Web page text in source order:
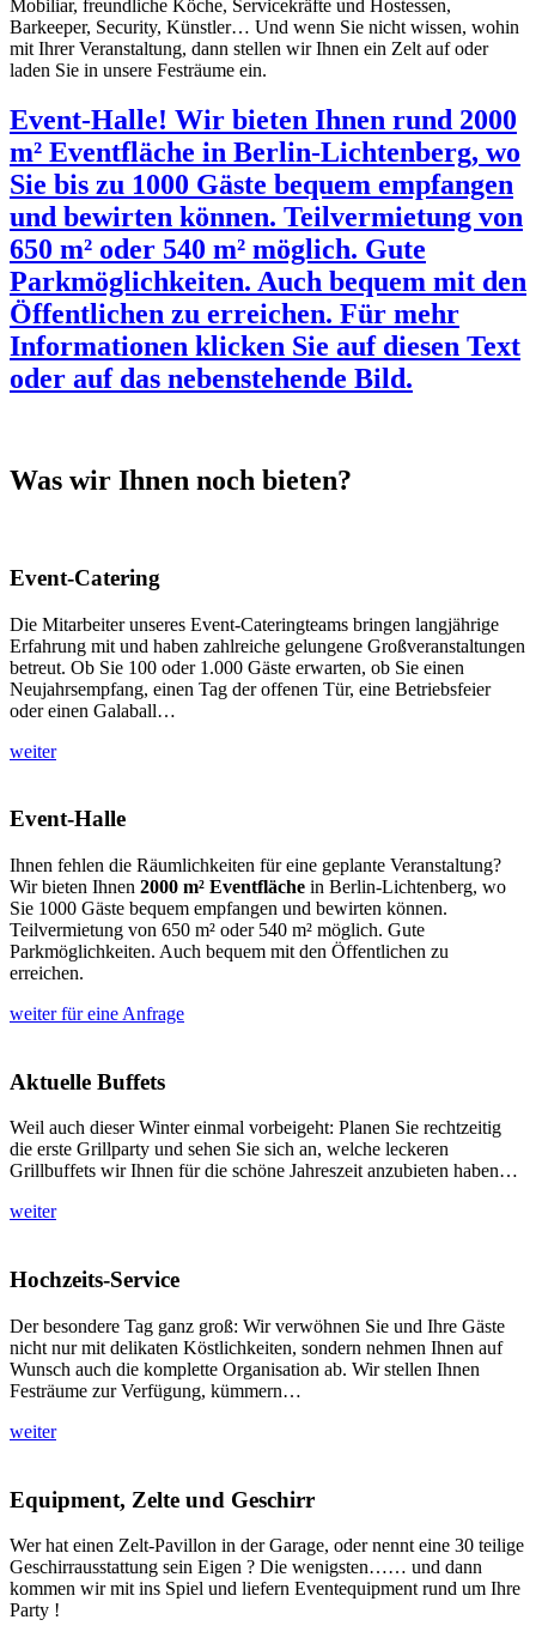
Mobiliar, freundliche Köche, Servicekräfte und Hostessen,
Barkeeper, Security, Künstler… Und wenn Sie nicht wissen, wohin
mit Ihrer Veranstaltung, dann stellen wir Ihnen ein Zelt auf oder
laden Sie in unsere Festräume ein.
Event-Halle! Wir bieten Ihnen rund 2000
m² Eventfläche in Berlin-Lichtenberg, wo
Sie bis zu 1000 Gäste bequem empfangen
und bewirten können. Teilvermietung von
650 m² oder 540 m² möglich. Gute
Parkmöglichkeiten. Auch bequem mit den
Öffentlichen zu erreichen. Für mehr
Informationen klicken Sie auf diesen Text
oder auf das nebenstehende Bild.
Was wir Ihnen noch bieten?
Event-Catering
Die Mitarbeiter unseres Event-Cateringteams bringen langjährige
Erfahrung mit und haben zahlreiche gelungene Großveranstaltungen
betreut. Ob Sie 100 oder 1.000 Gäste erwarten, ob Sie einen
Neujahrsempfang, einen Tag der offenen Tür, eine Betriebsfeier
oder einen Galaball…
weiter
Event-Halle
Ihnen fehlen die Räumlichkeiten für eine geplante Veranstaltung?
Wir bieten Ihnen 2000 m² Eventfläche in Berlin-Lichtenberg, wo
Sie 1000 Gäste bequem empfangen und bewirten können.
Teilvermietung von 650 m² oder 540 m² möglich. Gute
Parkmöglichkeiten. Auch bequem mit den Öffentlichen zu
erreichen.
weiter für eine Anfrage
Aktuelle Buffets
Weil auch dieser Winter einmal vorbeigeht: Planen Sie rechtzeitig
die erste Grillparty und sehen Sie sich an, welche leckeren
Grillbuffets wir Ihnen für die schöne Jahreszeit anzubieten haben…
weiter
Hochzeits-Service
Der besondere Tag ganz groß: Wir verwöhnen Sie und Ihre Gäste
nicht nur mit delikaten Köstlichkeiten, sondern nehmen Ihnen auf
Wunsch auch die komplette Organisation ab. Wir stellen Ihnen
Festräume zur Verfügung, kümmern…
weiter
Equipment, Zelte und Geschirr
Wer hat einen Zelt-Pavillon in der Garage, oder nennt eine 30 teilige
Geschirrausstattung sein Eigen ? Die wenigsten…… und dann
kommen wir mit ins Spiel und liefern Eventequipment rund um Ihre
Party !